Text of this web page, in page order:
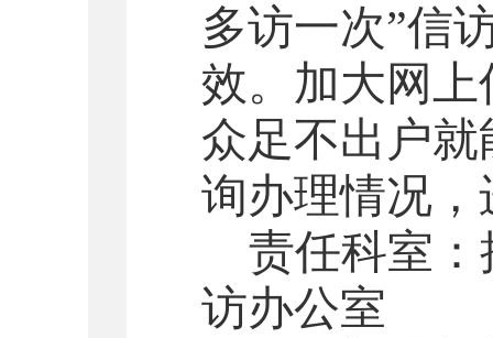
多访一次”信
效。加大网
众足不出户
询办理情况
责任科室：
访办公室